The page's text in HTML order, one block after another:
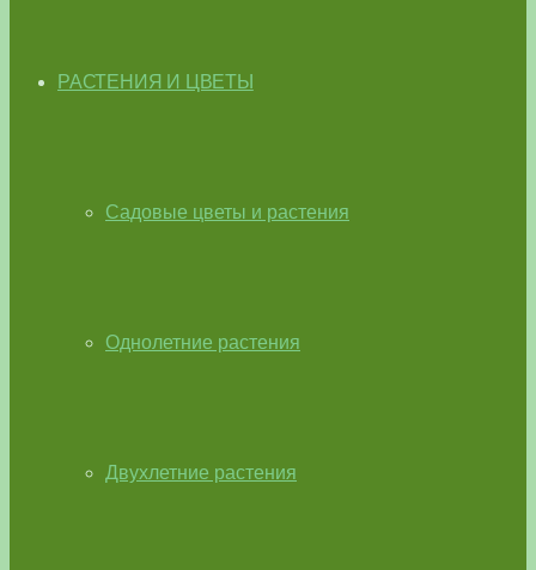
РАСТЕНИЯ И ЦВЕТЫ
Садовые цветы и растения
Однолетние растения
Двухлетние растения